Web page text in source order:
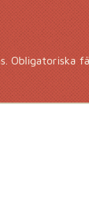
Obligatoriska